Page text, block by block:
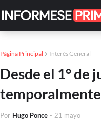
Página Principal Interés General
Desde el 1° de
Por Hugo Ponce - 21 mayo